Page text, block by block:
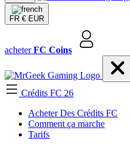
FR € EUR
acheterFC Coins
Crédits FC 26
Acheter Des Crédits FC
Comment ça marche
Tarifs